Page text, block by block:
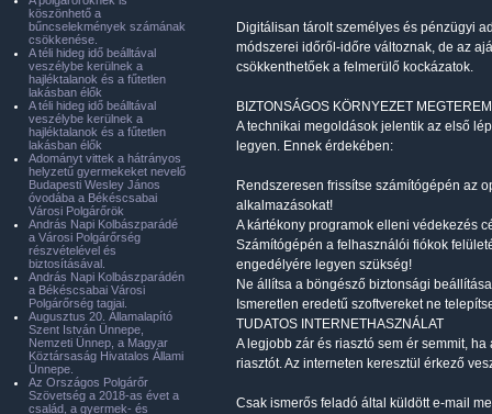
Digitálisan tárolt személyes és pénzügyi
módszerei időről-időre változnak, de az
csökkenthetőek a felmerülő kockázatok.
BIZTONSÁGOS KÖRNYEZET
A technikai megoldások jelentik az első
legyen. Ennek érdekében:
Rendszeresen frissítse számítógépén az
alkalmazásokat!
A kártékony programok elleni védekezés
Számítógépén a felhasználói fiókok
engedélyére legyen szükség!
Ne állítsa a böngésző biztonsági
Ismeretlen eredetű szoftvereket ne
TUDATOS INTERNETHASZNÁLAT
A legjobb zár és riasztó sem ér semmit,
riasztót. Az interneten keresztül érkező
Csak ismerős feladó által küldött e-mail
köszönhető a
bűncselekmények számának
csökkenése.
A téli hideg idő beálltával
veszélybe kerülnek a
hajléktalanok és a fűtetlen
lakásban élők
A téli hideg idő beálltával
veszélybe kerülnek a
hajléktalanok és a fűtetlen
lakásban élők
Adományt vittek a hátrányos
helyzetű gyermekeket nevelő
Budapesti Wesley János
óvodába a Békéscsabai
Városi Polgárőrök
András Napi Kolbászparádé
a Városi Polgárőrség
részvételével és
biztosításával.
András Napi Kolbászparádén
a Békéscsabai Városi
Polgárőrség tagjai.
Augusztus 20. Államalapító
Szent István Ünnepe,
Nemzeti Ünnep, a Magyar
Köztársaság Hivatalos Állami
Ünnepe.
Az Országos Polgárőr
Szövetség a 2018-as évet a
család, a gyermek- és